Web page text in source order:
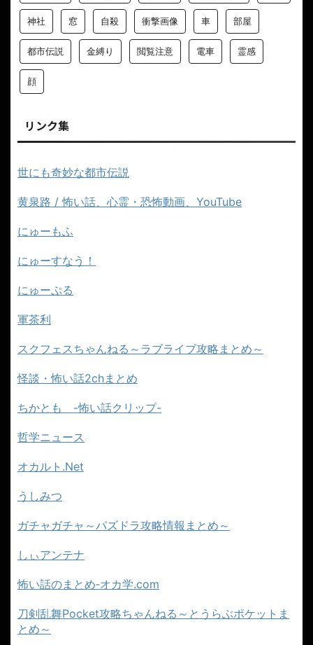
神社 窓 自殺 衝撃画像 車 部屋
都市伝説 金縛り 閲覧注意 電車 霊感
顔
リンク集
世にも奇妙な都市伝説
黄泉路 / 怖い話、心霊・恐怖動画、YouTube
にゅーもふ
にゅーすなう！
にゅーぷる
軍茶利
スクフェスちゃんねる～ラブライブ攻略まとめ～
怪談・怖い話2chまとめ
ちかとも -怖い話クリップ-
哲学ニュース
オカルト.Net
うしみつ
ガチャガチャ～パズドラ攻略情報まとめ～
しぃアンテナ
怖い話のまとめ‐オカ学.com
刀剣乱舞Pocket攻略ちゃんねる～とうらぶポケットま
とめ～